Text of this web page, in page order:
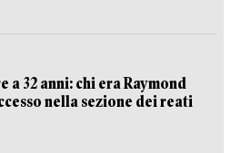
a 32 anni: chi era Raymond
nella sezione dei reati